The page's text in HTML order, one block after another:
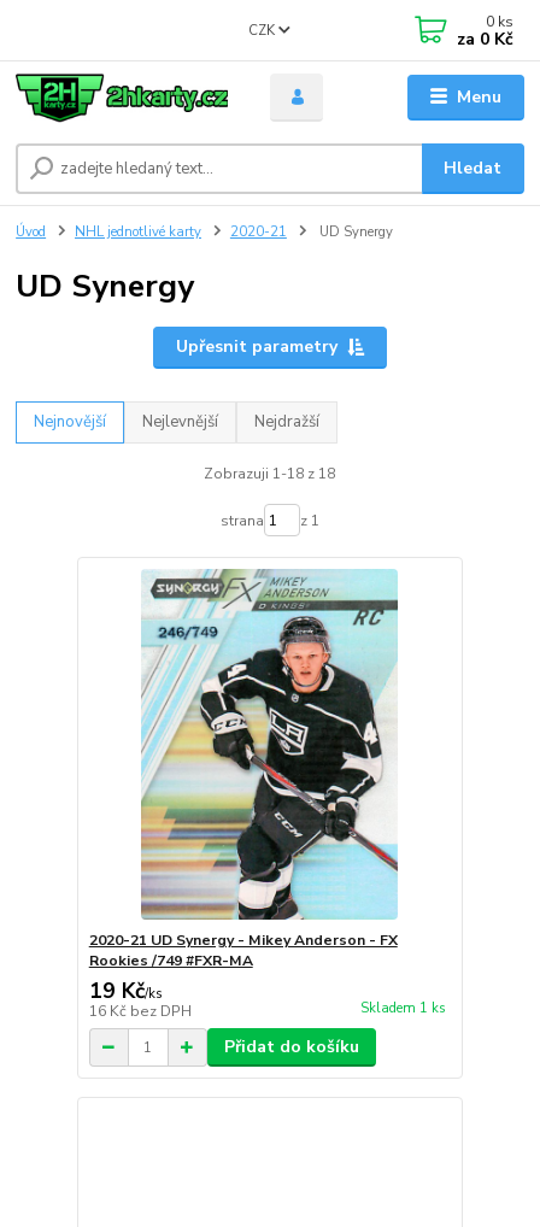
Menu
CZK
Hledat
0 ks
za 0 Kč
Úvod NHL jednotlivé karty 2020-21 UD Synergy
UD Synergy
Upřesnit parametry
Nejnovější Nejlevnější Nejdražší
Zobrazuji 1-18 z 18
strana z 1
2020-21 UD Synergy - Mikey Anderson - FX
Rookies /749 #FXR-MA
19 Kč/ks
16 Kč bez DPH Skladem 1 ks
Přidat do košíku